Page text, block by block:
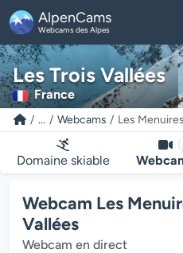
AlpenCams
Webcams des Alpes
Les Trois Vallées
France
... Webcams Les
Domaine skiable
Webcam Les
Vallées
Webcam en direct